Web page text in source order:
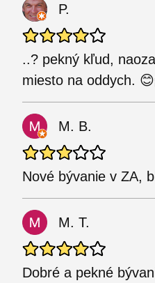
P.
..? pekný kľud,
miesto na oddych.
M. B.
Nové bývanie v ZA,
M. T.
Dobré a pekné